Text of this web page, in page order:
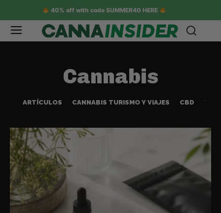
40% off with code SUMMER40 HERE
Cannabis
ARTÍCULOS CANNABIS TURISMO Y VIAJES CBD